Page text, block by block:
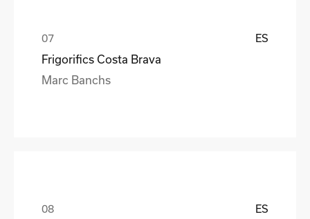
ES
Frigorifics Costa Brava
Marc Banchs
ES